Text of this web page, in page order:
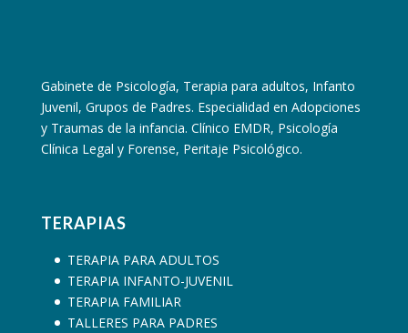
Gabinete de Psicología, Terapia para adultos, Infanto
Juvenil, Grupos de Padres. Especialidad en Adopciones
y Traumas de la infancia. Clínico EMDR, Psicología
Clínica Legal y Forense, Peritaje Psicológico.
TERAPIAS
TERAPIA PARA ADULTOS
TERAPIA INFANTO-JUVENIL
TERAPIA FAMILIAR
TALLERES PARA PADRES